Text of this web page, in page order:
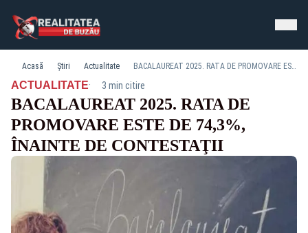
Acasă Știri Actualitate BACALAUREAT 2025. RATA DE PROMOVARE ESTE DE 74,3%, ÎNAINTE DE CONTESTAŢII
ACTUALITATE· 3 min citire
BACALAUREAT 2025. RATA DE
PROMOVARE ESTE DE 74,3%,
ÎNAINTE DE CONTESTAŢII